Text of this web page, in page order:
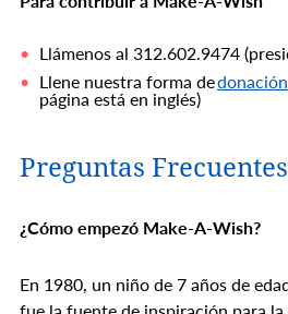
Llámenos al 312.602.9474
Llene nuestra forma de
página está en inglés)
Preguntas Frecuentes
¿Cómo empezó Make-A-Wish?
En 1980, un niño de 7 años de